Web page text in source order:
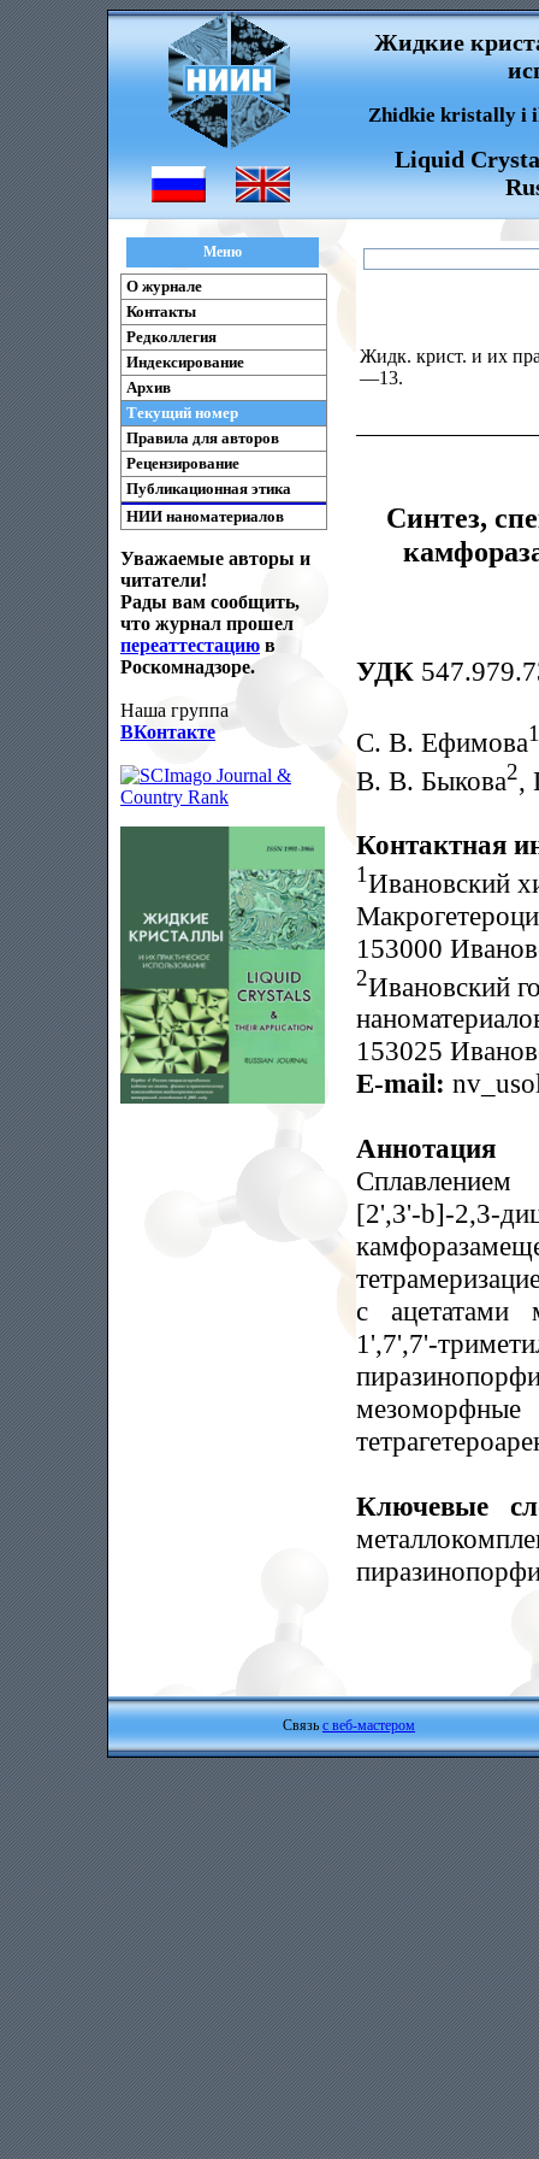
Жидкие
Zhidkie kristally i
Liquid
Меню
О журнале
Контакты
Редколлегия
Индексирование
Архив
Текущий номер
Правила для авторов
Рецензирование
Публикационная этика
НИИ наноматериалов
Уважаемые авторы и
читатели!
Рады вам сообщить,
что журнал прошел
переаттестацию в
Роскомнадзоре.
Наша группа
ВКонтакте
Жидк. крист. и их
—13.
Синтез,
УДК
С. В. Ефимова1
В. В. Быкова2,
Контактная
1Ивановский
153000
2Ивановский
153025
E-mail:
Аннотация
Сплавлением
[2',3'-b]-2,3-
с ацетатами
1',7',7'-
Ключевые
Связь с веб-мастером